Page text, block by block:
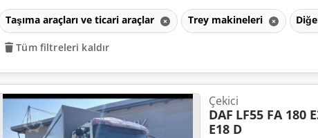
Taşıma araçları ve ticari araçlar Trey makineleri
Tüm filtreleri kaldır
Çekici
DAF LF55 FA 180
E18 D